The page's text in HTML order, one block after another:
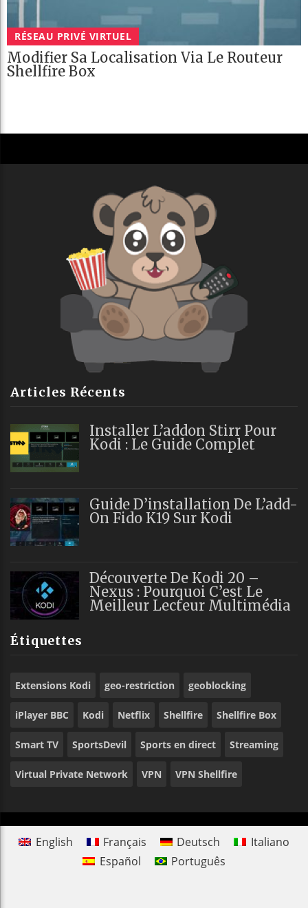
RÉSEAU PRIVÉ VIRTUEL
Modifier Sa Localisation Via Le Routeur
Shellfire Box
Articles Récents
Installer L’addon Stirr Pour
Kodi : Le Guide Complet
Guide D’installation De L’add-
On Fido K19 Sur Kodi
Découverte De Kodi 20 –
Nexus : Pourquoi C’est Le
Meilleur Lecteur Multimédia
Étiquettes
Extensions Kodi geo-restriction geoblocking
iPlayer BBC Kodi Netflix Shellfire Shellfire Box
Smart TV SportsDevil Sports en direct Streaming
Virtual Private Network VPN VPN Shellfire
English Français Deutsch
Italiano
Español
Português